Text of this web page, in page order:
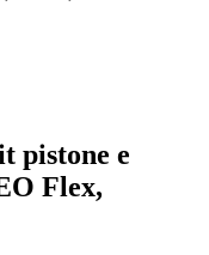
pistone e
Flex,